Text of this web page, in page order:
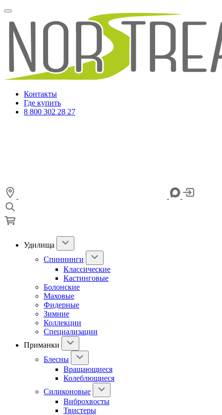
Контакты
Где купить
8 800 302 28 27
Удилища
Спиннинги
Классические
Кастинговые
Болонские
Маховые
Фидерные
Зимние
Коллекции
Специализации
Приманки
Блесны
Вращающиеся
Колеблющиеся
Силиконовые
Виброхвосты
Твистеры